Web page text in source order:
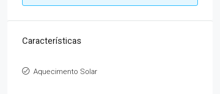
Características
Aquecimento Solar